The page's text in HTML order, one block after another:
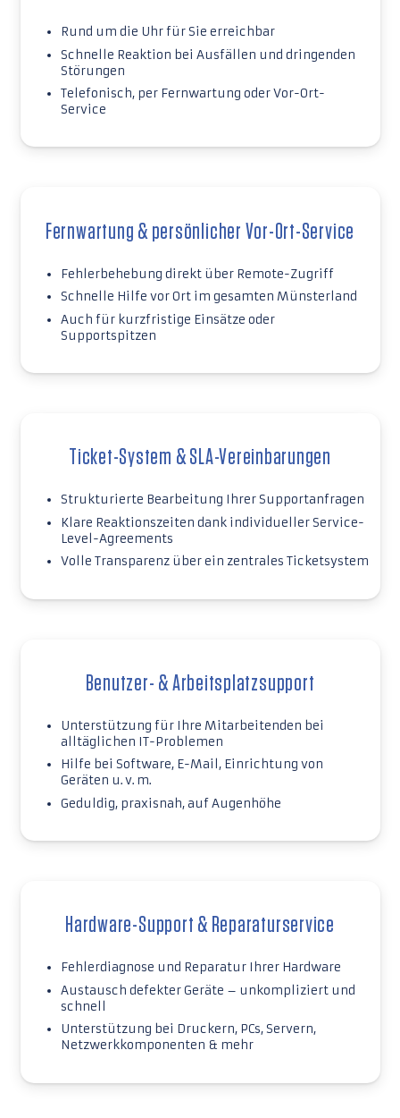
Rund um die Uhr für Sie erreichbar
Schnelle Reaktion bei Ausfällen und dringenden
Störungen
Telefonisch, per Fernwartung oder Vor-Ort-
Service
Fernwartung & persönlicher Vor-Ort-Service
Fehlerbehebung direkt über Remote-Zugriff
Schnelle Hilfe vor Ort im gesamten Münsterland
Auch für kurzfristige Einsätze oder
Supportspitzen
Ticket-System & SLA-Vereinbarungen
Strukturierte Bearbeitung Ihrer Supportanfragen
Klare Reaktionszeiten dank individueller Service-
Level-Agreements
Volle Transparenz über ein zentrales Ticketsystem
Benutzer- & Arbeitsplatzsupport
Unterstützung für Ihre Mitarbeitenden bei
alltäglichen IT-Problemen
Hilfe bei Software, E-Mail, Einrichtung von
Geräten u. v. m.
Geduldig, praxisnah, auf Augenhöhe
Hardware-Support & Reparaturservice
Fehlerdiagnose und Reparatur Ihrer Hardware
Austausch defekter Geräte – unkompliziert und
schnell
Unterstützung bei Druckern, PCs, Servern,
Netzwerkkomponenten & mehr